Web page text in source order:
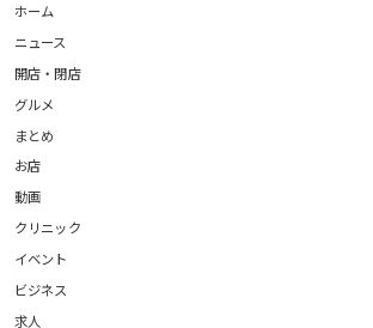
ホーム
ニュース
開店・閉店
グルメ
まとめ
お店
動画
クリニック
イベント
ビジネス
求人